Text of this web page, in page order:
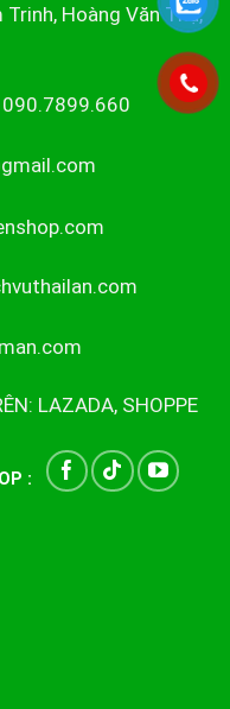
Hoàng Văn Thụ,
LAZADA, SHOPPE
: